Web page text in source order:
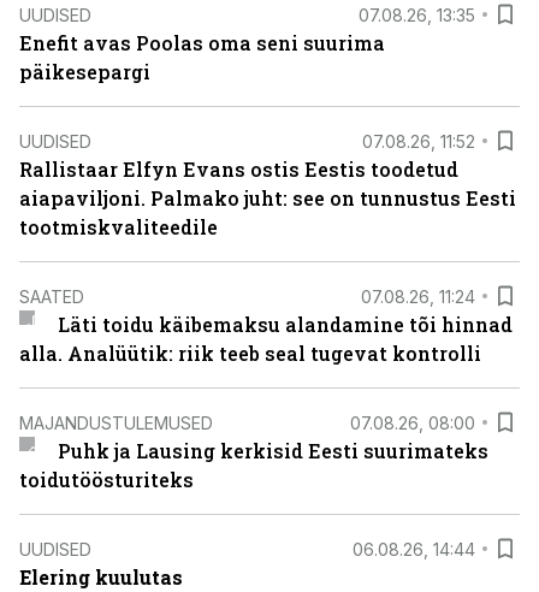
UUDISED 07.08.26, 13:35
Enefit avas Poolas oma seni suurima
päikesepargi
UUDISED 07.08.26, 11:52
Rallistaar Elfyn Evans ostis Eestis toodetud
aiapaviljoni. Palmako juht: see on tunnustus Eesti
tootmiskvaliteedile
SAATED 07.08.26, 11:24
Läti toidu käibemaksu alandamine tõi hinnad
alla. Analüütik: riik teeb seal tugevat kontrolli
MAJANDUSTULEMUSED 07.08.26, 08:00
Puhk ja Lausing kerkisid Eesti suurimateks
toidutöösturiteks
UUDISED 06.08.26, 14:44
Elering kuulutas